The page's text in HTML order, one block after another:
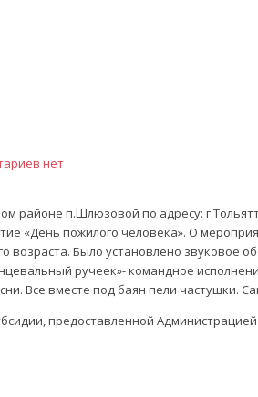
нет
районе п.Шлюзовой по адресу:
«День пожилого человека». О
возраста. Было установлено
ручеек»- командное
Все вместе под баян пели частушки.
предоставленной